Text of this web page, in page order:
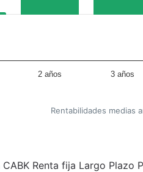
2 años 3 años
Rentabilidades medias
Renta fija Largo Plazo